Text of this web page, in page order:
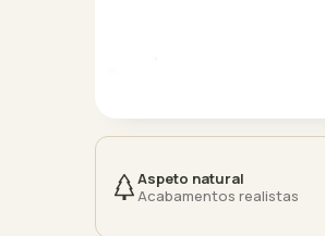
Aspeto natural
Acabamentos realistas